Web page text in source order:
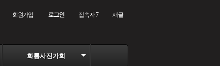
회원가입 로그인 접속자 7 새글
화룡사진가회